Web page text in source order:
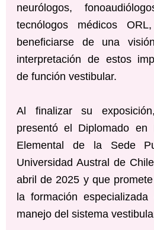
neurólogos,
tecnólogos médicos
beneficiarse de una
interpretación de estos
de función vestibular.
Al finalizar su
presentó el Diplomado en
Elemental de la Sede
Universidad Austral de
abril de 2025 y que
la formación
manejo del sistema